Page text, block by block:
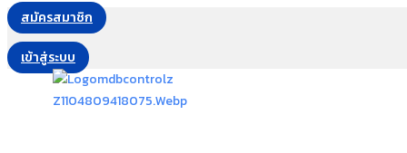
สมัครสมาชิก
เข้าสู่ระบบ